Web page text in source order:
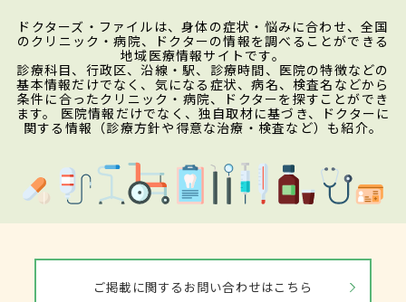
ドクターズ・ファイルは、身体の症状・悩みに合わせ、全国
のクリニック・病院、ドクターの情報を調べることができる
地域医療情報サイトです。
診療科目、行政区、沿線・駅、診療時間、医院の特徴などの
基本情報だけでなく、気になる症状、病名、検査名などから
条件に合ったクリニック・病院、ドクターを探すことができ
ます。 医院情報だけでなく、独自取材に基づき、ドクターに
関する情報（診療方針や得意な治療・検査など）も紹介。
ご掲載に関するお問い合わせはこちら